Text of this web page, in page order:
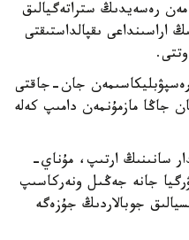
رەسەيدىڭ ستراتەگيالىق
اراسىنداعى ىقپالداستىقتى
جان-جاقتى
جاڭا مازمۇنمەن دامىپ كەلە
سانىنىڭ ارتىپ، مۇناي-
جانە جەڭىل ونەركاسىپ
جوبالاردىڭ جۇزەگە